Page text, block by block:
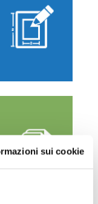
sui cookie
pronti
manuali a